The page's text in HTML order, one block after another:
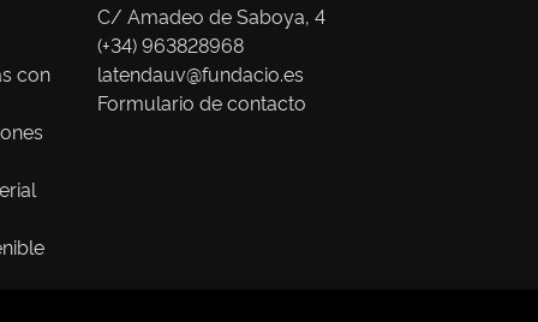
con
C/ Amadeo de Saboya, 4
(+34) 963828968
latendauv@fundacio.es
Formulario de contacto